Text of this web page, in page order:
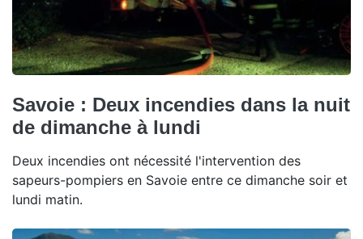
Savoie : Deux incendies dans la nuit
de dimanche à lundi
Deux incendies ont nécessité l'intervention des
sapeurs-pompiers en Savoie entre ce dimanche soir et
lundi matin.